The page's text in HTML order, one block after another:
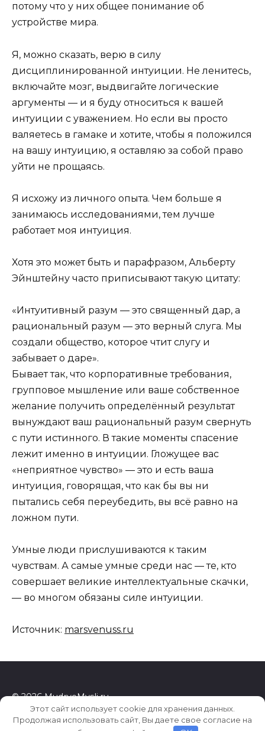
потому что у них общее понимание об
устройстве мира.
Я, можно сказать, верю в силу
дисциплинированной интуиции. Не ленитесь,
включайте мозг, выдвигайте логические
аргументы — и я буду относиться к вашей
интуиции с уважением. Но если вы просто
валяетесь в гамаке и хотите, чтобы я положился
на вашу интуицию, я оставляю за собой право
уйти не прощаясь.
Я исхожу из личного опыта. Чем больше я
занимаюсь исследованиями, тем лучше
работает моя интуиция.
Хотя это может быть и парафразом, Альберту
Эйнштейну часто приписывают такую цитату:
«Интуитивный разум — это священный дар, а
рациональный разум — это верный слуга. Мы
создали общество, которое чтит слугу и
забывает о даре».
Бывает так, что корпоративные требования,
групповое мышление или ваше собственное
желание получить определённый результат
вынуждают ваш рациональный разум свернуть
с пути истинного. В такие моменты спасение
лежит именно в интуиции. Гложущее вас
«неприятное чувство» — это и есть ваша
интуиция, говорящая, что как бы вы ни
пытались себя переубедить, вы всё равно на
ложном пути.
Умные люди прислушиваются к таким
чувствам. А самые умные среди нас — те, кто
совершает великие интеллектуальные скачки,
— во многом обязаны силе интуиции.
Источник: marsvenuss.ru
© 2026 MudryeMysli.ru
Этот сайт использует cookie для хранения данных.
Продолжая использовать сайт, Вы даете свое согласие на